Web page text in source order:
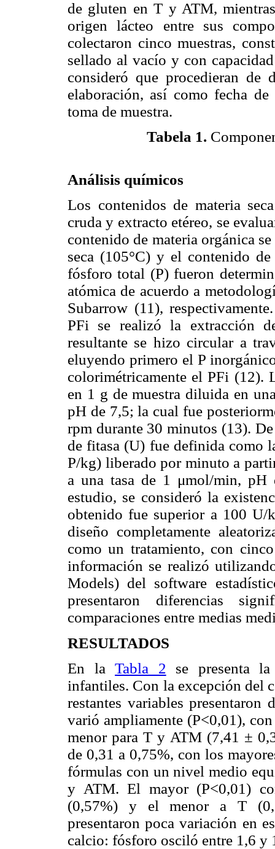
de gluten en T y ATM,
origen lácteo entre sus
colectaron cinco muestras,
sellado al vacío y con
consideró que procedieran de
elaboración, así como fecha
toma de muestra.
Tabela 1.
Análisis químicos
Los contenidos de materia
cruda y extracto etéreo, se
contenido de materia orgánica
seca (105°C) y el contenido
fósforo total (P) fueron
atómica de acuerdo a
Subarrow (11),
PFi se realizó la extracción
resultante se hizo circular a
eluyendo primero el P
colorimétricamente el PFi (12).
en 1 g de muestra diluida en
pH de 7,5; la cual fue
rpm durante 30 minutos (13).
de fitasa (U) fue definida como
P/kg) liberado por minuto a
a una tasa de 1 μmol/min,
estudio, se consideró la
obtenido fue superior a 100
diseño completamente
como un tratamiento, con
información se realizó
Models) del software
presentaron diferencias
comparaciones entre medias
RESULTADOS
En laTabla 2 se presenta
infantiles. Con la excepción del
restantes variables presentaron
varió ampliamente (P<0,01),
menor para T y ATM (7,41 ±
de 0,31 a 0,75%, con los
fórmulas con un nivel medio
y ATM. El mayor (P<0,01)
(0,57%) y el menor a T
presentaron poca variación en
calcio: fósforo osciló entre 1,6 y